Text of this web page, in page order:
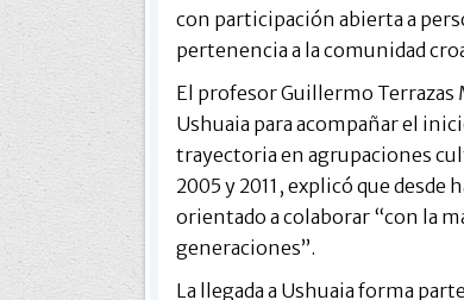
con participación abierta a
pertenencia a la comunidad
El profesor Guillermo
Ushuaia para acompañar el
trayectoria en agrupaciones
2005 y 2011, explicó que desde
orientado a colaborar “con la
generaciones”.
La llegada a Ushuaia forma